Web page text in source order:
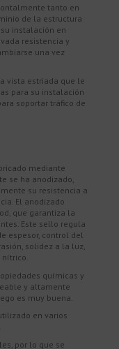
tanto en
de la estructura
instalación en
resistencia y
una vez
vista estriada que le
para su instalación
soportar tráfico de
mediante
se ha anodizado,
su resistencia a
El anodizado
que garantiza la
Este sello regula
espesor, control del
solidez a la luz,
nítrico.
químicas y
y altamente
es muy buena.
en varios
por lo que se